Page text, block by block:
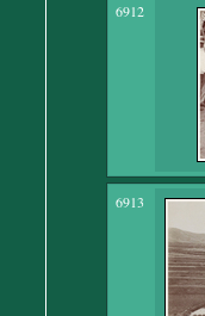
6912
6913